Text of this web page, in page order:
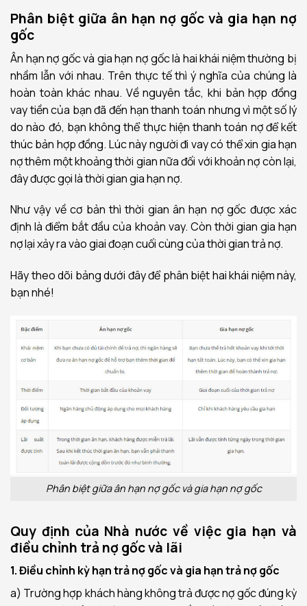
Phân biệt giữa ân hạn nợ gốc và gia hạn nợ
gốc
Ân hạn nợ gốc và gia hạn nợ gốc là hai khái niệm thường bị
nhầm lẫn với nhau. Trên thực tế thì ý nghĩa của chúng là
hoàn toàn khác nhau. Về nguyên tắc, khi bản hợp đồng
vay tiền của bạn đã đến hạn thanh toán nhưng vì một số lý
do nào đó, bạn không thể thực hiện thanh toán nợ để kết
thúc bản hợp đồng. Lúc này người đi vay có thể xin gia hạn
nợ thêm một khoảng thời gian nữa đối với khoản nợ còn lại,
đây được gọi là thời gian gia hạn nợ.
Như vậy về cơ bản thì thời gian ân hạn nợ gốc được xác
định là điểm bắt đầu của khoản vay. Còn thời gian gia hạn
nợ lại xảy ra vào giai đoạn cuối cùng của thời gian trả nợ.
Hãy theo dõi bảng dưới đây để phân biệt hai khái niệm này,
bạn nhé!
Phân biệt giữa ân hạn nợ gốc và gia hạn nợ gốc
Quy định của Nhà nước về việc gia hạn và
điều chỉnh trả nợ gốc và lãi
1. Điều chỉnh kỳ hạn trả nợ gốc và gia hạn trả nợ gốc
a) Trường hợp khách hàng không trả được nợ gốc đúng kỳ